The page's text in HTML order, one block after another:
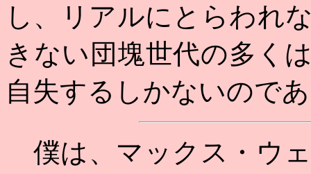
し、リアルにとらわれ
きない団塊世代の多く
自失するしかないので
僕は、マックス・ウ